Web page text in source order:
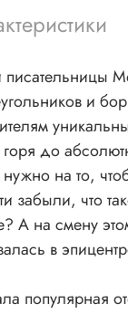
и
до
на то,
забыли, что
А на смену
в
популярная